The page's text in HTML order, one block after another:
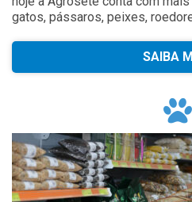
gatos, pássaros, peixes,
SAIBA